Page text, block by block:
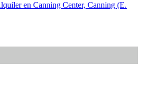
en Canning Center, Canning (E.